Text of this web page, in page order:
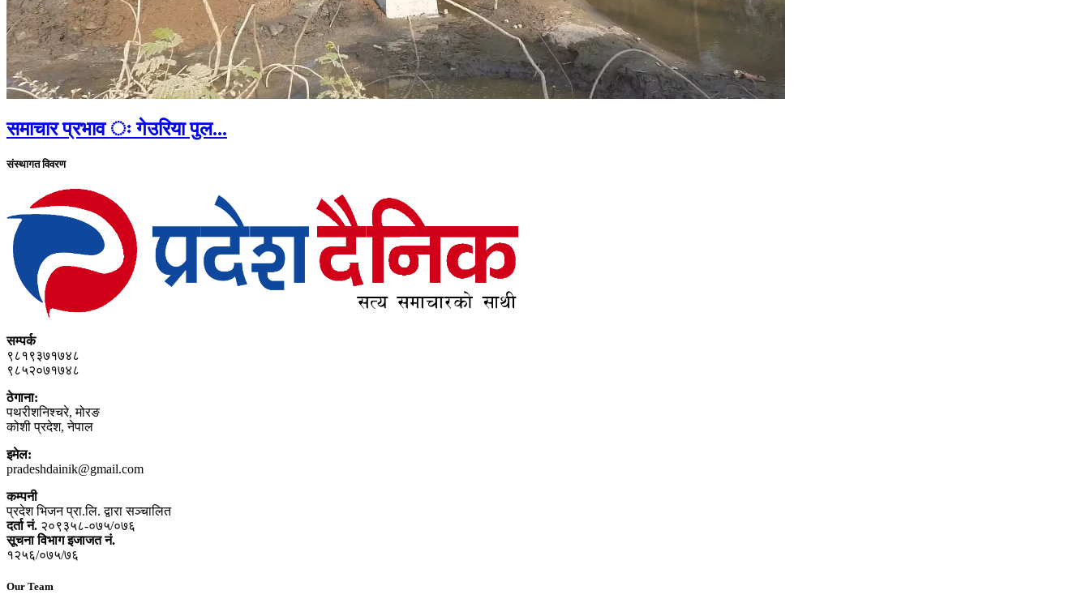
समाचार प्रभाव ः गेउरिया पुल...
संस्थागत विवरण
सम्पर्क
९८१९३७१७४८
९८५२०७१७४८
ठेगाना:
पथरीशनिश्‍चरे, मोरङ
कोशी प्रदेश, नेपाल
इमेल:
pradeshdainik@gmail.com
कम्पनी
प्रदेश भिजन प्रा.लि. द्वारा सञ्‍चालित
दर्ता नं. २०९३५८-०७५/०७६
सूचना विभाग इजाजत नं.
१२५६/०७५/७६
Our Team